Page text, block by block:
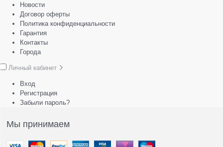
Новости
Договор оферты
Политика конфиденциальности
Гарантия
Контакты
Города
Личный кабинет
Вход
Регистрация
Забыли пароль?
Мы принимаем